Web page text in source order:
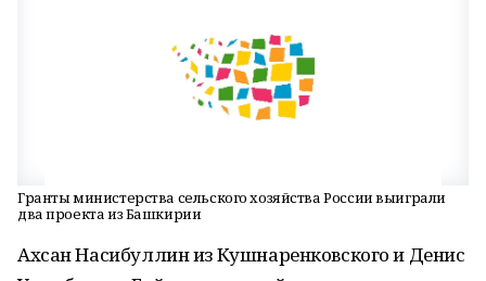
Гранты министерства сельского хозяйства России выиграли
два проекта из Башкирии
Ахсан Насибуллин из Кушнаренковского и Денис